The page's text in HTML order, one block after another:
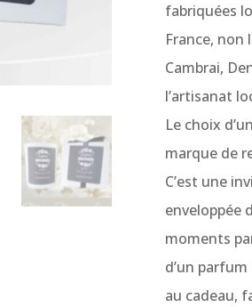
fabriquées
France, non
Cambrai,
l’artisanat
Le choix
marque de
C’est une
enveloppée
moments
d’un
au cadeau,